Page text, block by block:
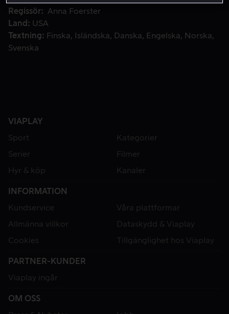
Regissör
Anna Foerster
Land
USA
Textning
Finska Isländska Danska Engelska
Norska
Svenska
VIAPLAY
Sport
Kategorier
Serier
Filmer
Hyr & köp
Kanaler
INFORMATION
Kundservice
Våra plattformar
Allmänna villkor
Dataskydd & Viaplay
Cookies
Tillgänglighet hos Viaplay
PARTNER-KUNDER
Viaplay ingår
OM OSS